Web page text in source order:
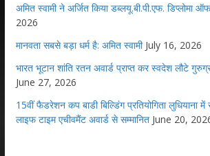
अमित स्वामी ने अर्जित किया डब्लयू.बी.पी.एफ. डिप्लोमा
2026
मानवता सबसे बड़ा धर्म है: अमित स्वामी July 16, 2026
भारत भूटान शांति रतन अवार्ड प्राप्त कर स्वदेश लौटे
June 27, 2026
15वीं फैडरेशन कप बाडी बिल्डिंग प्रतियोगिता लुधियाना में
लाइफ टाइम एचीवमैंट अवार्ड से सम्मानित June 20,